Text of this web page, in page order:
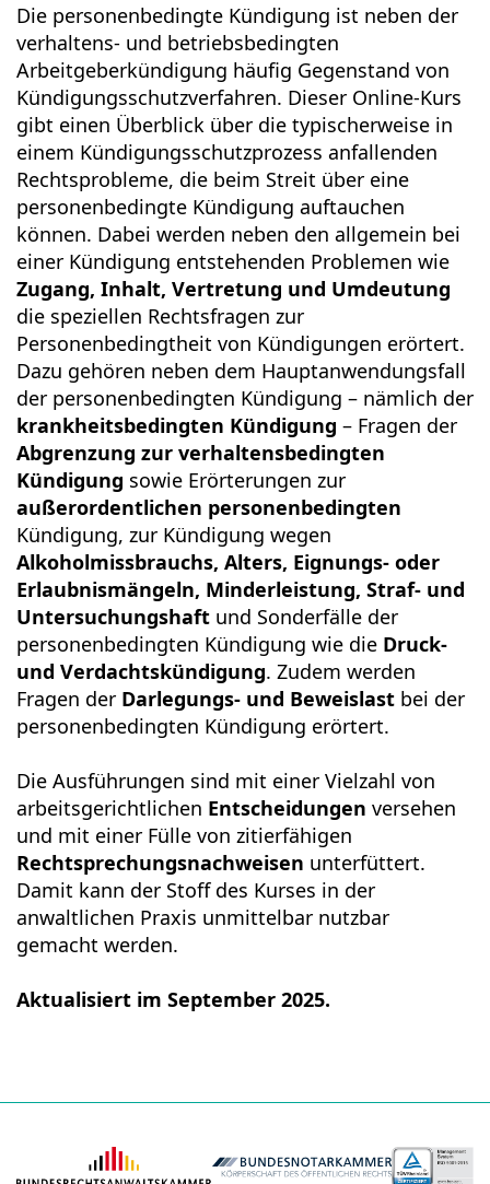
Die personenbedingte Kündigung ist neben der
verhaltens- und betriebsbedingten
Arbeitgeberkündigung häufig Gegenstand von
Kündigungsschutzverfahren. Dieser Online-Kurs
gibt einen Überblick über die typischerweise in
einem Kündigungsschutzprozess anfallenden
Rechtsprobleme, die beim Streit über eine
personenbedingte Kündigung auftauchen
können. Dabei werden neben den allgemein bei
einer Kündigung entstehenden Problemen wie
Zugang, Inhalt, Vertretung und Umdeutung
die speziellen Rechtsfragen zur
Personenbedingtheit von Kündigungen erörtert.
Dazu gehören neben dem Hauptanwendungsfall
der personenbedingten Kündigung – nämlich der
krankheitsbedingten Kündigung – Fragen der
Abgrenzung zur verhaltensbedingten
Kündigung sowie Erörterungen zur
außerordentlichen personenbedingten
Kündigung, zur Kündigung wegen
Alkoholmissbrauchs, Alters, Eignungs- oder
Erlaubnismängeln, Minderleistung, Straf- und
Untersuchungshaft und Sonderfälle der
personenbedingten Kündigung wie die Druck-
und Verdachtskündigung. Zudem werden
Fragen der Darlegungs- und Beweislast bei der
personenbedingten Kündigung erörtert.
Die Ausführungen sind mit einer Vielzahl von
arbeitsgerichtlichen Entscheidungen versehen
und mit einer Fülle von zitierfähigen
Rechtsprechungsnachweisen unterfüttert.
Damit kann der Stoff des Kurses in der
anwaltlichen Praxis unmittelbar nutzbar
gemacht werden.
Aktualisiert im September 2025.